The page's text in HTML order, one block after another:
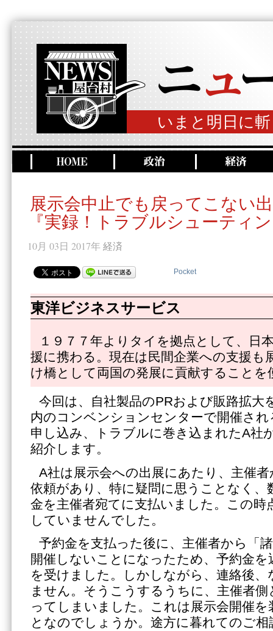
いまと明日に
展示会中止でも戻ってこない
『実録！トラブルシューティ
10月 03日 2017年 経済
Pocket
東洋ビジネスサービス
１９７７年よりタイを拠点として、日
援に携わる。現在は民間企業への支援も
け橋として両国の発展に貢献することを
今回は、自社製品のPRおよび販路拡大
内のコンベンションセンターで開催さ
申し込み、トラブルに巻き込まれたA社
紹介します。
A社は展示会への出展にあたり、主催
依頼があり、特に疑問に思うことなく、
金を主催者宛てに支払いました。この時
していませんでした。
予約金を支払った後に、主催者から「
開催しないことになったため、予約金を
を受けました。しかしながら、連絡後
ません。そうこうするうちに、主催者
ってしまいました。これは展示会開催
となのでしょうか。途方に暮れてのご相